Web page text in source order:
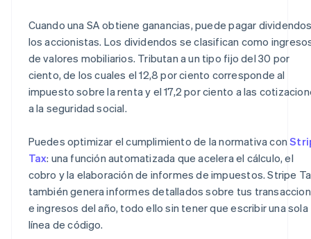
Cuando una SA obtiene ganancias, puede pagar
los accionistas. Los dividendos se clasifican como
de valores mobiliarios. Tributan a un tipo fijo del 30 por
ciento, de los cuales el 12,8 por ciento corresponde al
impuesto sobre la renta y el 17,2 por ciento a las
a la seguridad social.
Puedes optimizar el cumplimiento de la normativa con
Tax: una función automatizada que acelera el cálculo, el
cobro y la elaboración de informes de impuestos. Stripe
también genera informes detallados sobre tus
e ingresos del año, todo ello sin tener que escribir una sola
línea de código.